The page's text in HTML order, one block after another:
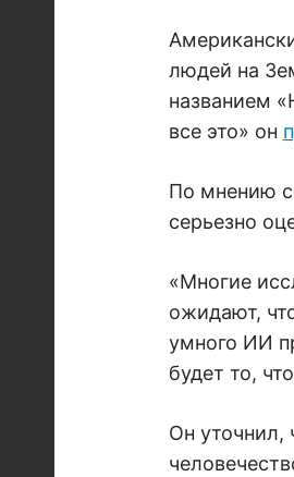
людей на
названием
все это» он
По мнению
серьезно
«Многие
ожидают,
умного ИИ
будет то,
Он уточнил,